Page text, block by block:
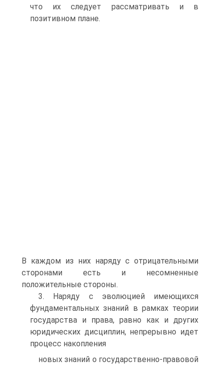
что их следует рассматривать и в
позитивном плане.
В каждом из них наряду с отрицательными
сторонами есть и несомненные
положительные стороны.
3. Наряду с эволюцией имеющихся
фундаментальных зна­ний в рамках теории
государства и права, равно как и других
юридических дисциплин, непрерывно идет
процесс накопления
новых знаний о государственно-правовой